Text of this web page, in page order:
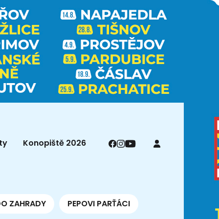
Konopiště 2026
ZAHRADY PEPOVI PARŤÁCI